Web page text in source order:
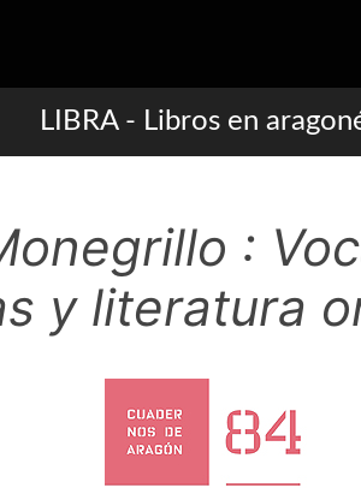
LIBRA - Libros en
:
y literatura